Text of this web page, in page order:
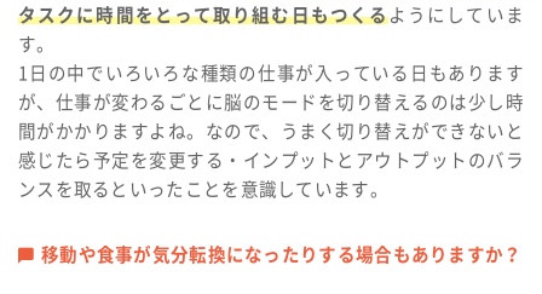
タスクに時間をとって取り組む日もつくるようにしていま
す。
1日の中でいろいろな種類の仕事が入っている日もあります
が、仕事が変わるごとに脳のモードを切り替えるのは少し時
間がかかりますよね。なので、うまく切り替えができないと
感じたら予定を変更する・インプットとアウトプットのバラ
ンスを取るといったことを意識しています。
移動や食事が気分転換になったりする場合もありますか？